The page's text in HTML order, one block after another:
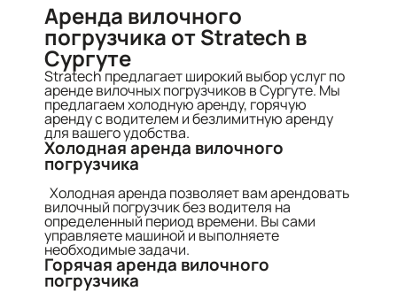
Аренда вилочного
погрузчика от Stratech в
Сургуте
Stratech предлагает широкий выбор услуг по
аренде вилочных погрузчиков в Сургуте. Мы
предлагаем холодную аренду, горячую
аренду с водителем и безлимитную аренду
для вашего удобства.
Холодная аренда вилочного
погрузчика
Холодная аренда позволяет вам арендовать
вилочный погрузчик без водителя на
определенный период времени. Вы сами
управляете машиной и выполняете
необходимые задачи.
Горячая аренда вилочного
погрузчика